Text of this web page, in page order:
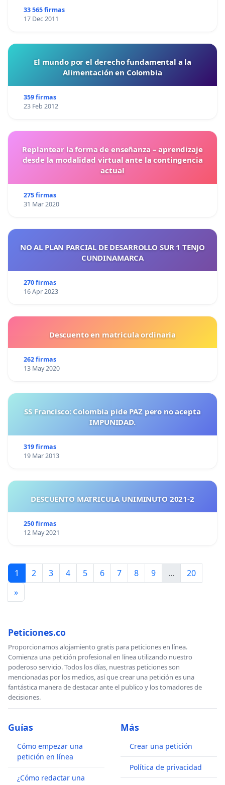
33 565 firmas
17 Dec 2011
El mundo por el derecho fundamental a la
Alimentación en Colombia
359 firmas
23 Feb 2012
Replantear la forma de enseñanza – aprendizaje
desde la modalidad virtual ante la contingencia
actual
275 firmas
31 Mar 2020
NO AL PLAN PARCIAL DE DESARROLLO SUR 1 TENJO
CUNDINAMARCA
270 firmas
16 Apr 2023
Descuento en matricula ordinaria
262 firmas
13 May 2020
SS Francisco: Colombia pide PAZ pero no acepta
IMPUNIDAD.
319 firmas
19 Mar 2013
DESCUENTO MATRICULA UNIMINUTO 2021-2
250 firmas
12 May 2021
1 2 3 4 5 6 7 8 9 ...
20
»
Peticiones.co
Proporcionamos alojamiento gratis para peticiones en línea.
Comienza una petición profesional en línea utilizando nuestro
poderoso servicio. Todos los días, nuestras peticiones son
mencionadas por los medios, así que crear una petición es una
fantástica manera de destacar ante el publico y los tomadores de
decisiones.
Guías
Cómo empezar una
petición en línea
¿Cómo redactar una
Más
Crear una petición
Política de privacidad